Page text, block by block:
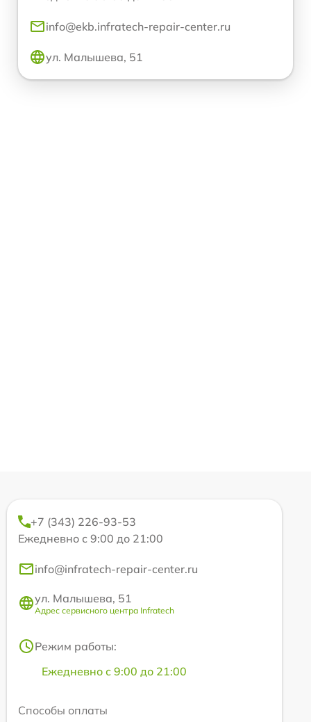
info@ekb.infratech-repair-center.ru
ул. Малышева, 51
+7 (343) 226-93-53
Ежедневно с 9:00 до 21:00
info@infratech-repair-center.ru
ул. Малышева, 51
Адрес сервисного центра Infratech
Режим работы:
Ежедневно с 9:00 до 21:00
Способы оплаты